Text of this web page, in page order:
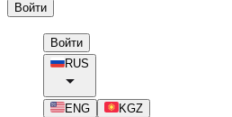
Войти
Войти
RUS
ENG KGZ